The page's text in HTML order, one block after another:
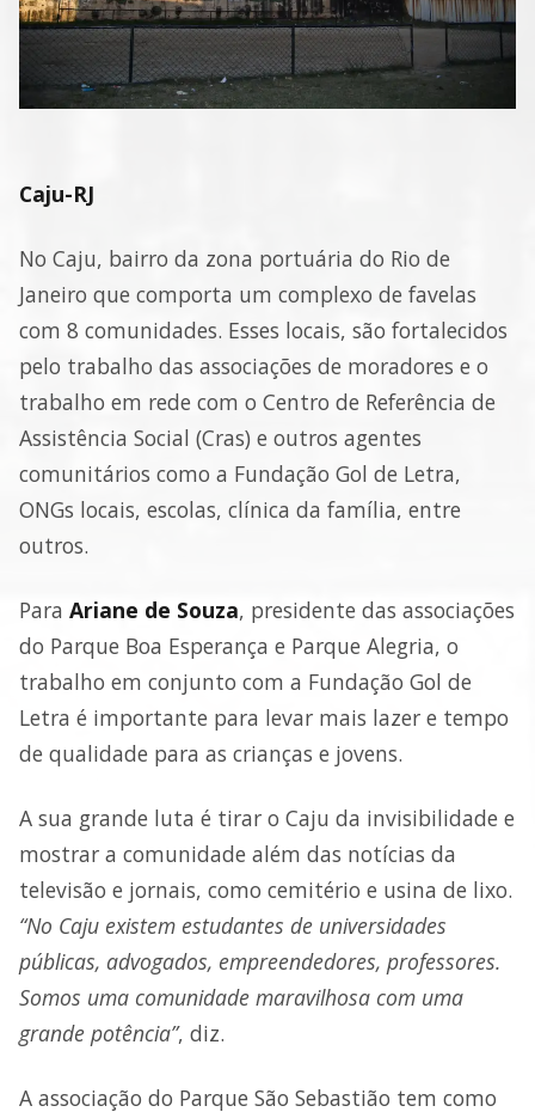
Caju-RJ
No Caju, bairro da zona portuária do Rio de
Janeiro que comporta um complexo de favelas
com 8 comunidades. Esses locais, são fortalecidos
pelo trabalho das associações de moradores e o
trabalho em rede com o Centro de Referência de
Assistência Social (Cras) e outros agentes
comunitários como a Fundação Gol de Letra,
ONGs locais, escolas, clínica da família, entre
outros.
Para Ariane de Souza, presidente das associações
do Parque Boa Esperança e Parque Alegria, o
trabalho em conjunto com a Fundação Gol de
Letra é importante para levar mais lazer e tempo
de qualidade para as crianças e jovens.
A sua grande luta é tirar o Caju da invisibilidade e
mostrar a comunidade além das notícias da
televisão e jornais, como cemitério e usina de lixo.
“No Caju existem estudantes de universidades
públicas, advogados, empreendedores, professores.
Somos uma comunidade maravilhosa com uma
grande potência”, diz.
A associação do Parque São Sebastião tem como